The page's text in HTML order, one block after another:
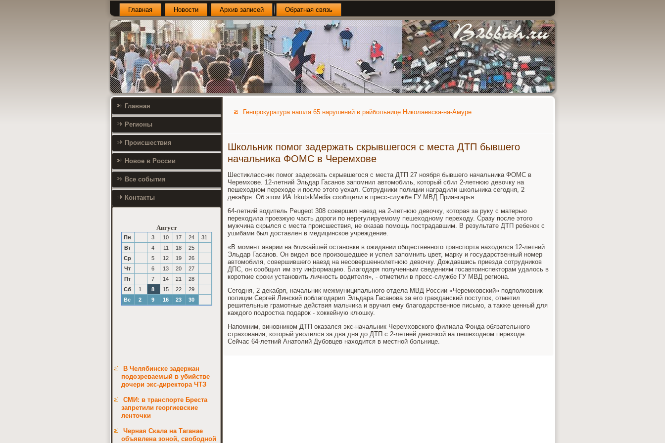
Главная Новости Архив записей Обратная связь
Главная
Регионы
Происшествия
Новое в России
Все события
Контакты
Август
Пн 3 10 17 24
31
Вт
4 11 18
25
Ср
5 12 19
26
Чт
6 13 20
27
Пт
7 14 21
28
Сб
1 8 15 22
29
Вс
2 9 16 23 30
В Челябинске задержан
подозреваемый в убийстве
дочери экс-директора ЧТЗ
СМИ: в транспорте Бреста
запретили георгиевские
ленточки
Черная Скала на Таганае
объявлена зоной, свободной
Генпрокуратура нашла 65 нарушений в райбольнице Николаевска-на-Амуре
Школьник помог задержать скрывшегося с места ДТП бывшего
начальника ФОМС в Черемхове
Шестиклассник помог задержать скрывшегося с места ДТП 27 ноября бывшего начальника ФОМС в
Черемхове. 12-летний Эльдар Гасанов запомнил автомобиль, который сбил 2-летнюю девочку на
пешеходном переходе и после этого уехал. Сотрудники полиции наградили школьника сегодня, 2
декабря. Об этом ИА IrkutskMedia сообщили в пресс-службе ГУ МВД Приангарья.
64-летний водитель Peugeot 308 совершил наезд на 2-летнюю девочку, которая за руку с матерью
переходила проезжую часть дороги по нерегулируемому пешеходному переходу. Сразу после этого
мужчина скрылся с места происшествия, не оказав помощь пострадавшим. В результате ДТП ребенок с
ушибами был доставлен в медицинское учреждение.
«В момент аварии на ближайшей остановке в ожидании общественного транспорта находился 12-летний
Эльдар Гасанов. Он видел все произошедшее и успел запомнить цвет, марку и государственный номер
автомобиля, совершившего наезд на несовершеннолетнюю девочку. Дождавшись приезда сотрудников
ДПС, он сообщил им эту информацию. Благодаря полученным сведениям госавтоинспекторам удалось в
короткие сроки установить личность водителя», - отметили в пресс-службе ГУ МВД региона.
Сегодня, 2 декабря, начальник межмуниципального отдела МВД России «Черемховский» подполковник
полиции Сергей Линский поблагодарил Эльдара Гасанова за его гражданский поступок, отметил
решительные грамотные действия мальчика и вручил ему благодарственное письмо, а также ценный для
каждого подростка подарок - хоккейную клюшку.
Напомним, виновником ДТП оказался экс-начальник Черемховского филиала Фонда обязательного
страхования, который уволился за два дня до ДТП с 2-летней девочкой на пешеходном переходе.
Сейчас 64-летний Анатолий Дубовцев находится в местной больнице.